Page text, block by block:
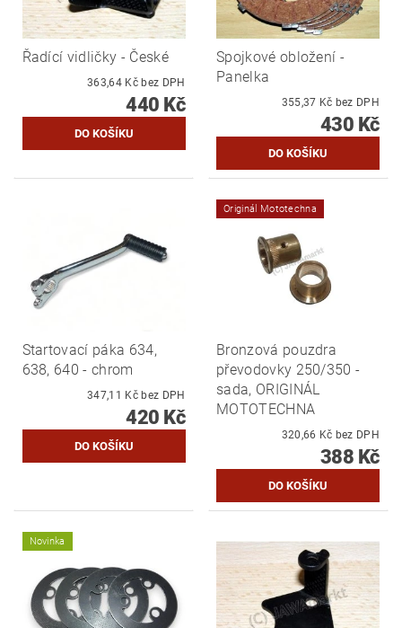
Řadící vidličky - České
363,64 Kč bez DPH
440 Kč
Spojkové obložení -
Panelka
355,37 Kč bez DPH
430 Kč
Startovací páka 634,
638, 640 - chrom
347,11 Kč bez DPH
420 Kč
Originál Mototechna
Bronzová pouzdra
převodovky 250/350 -
sada, ORIGINÁL
MOTOTECHNA
320,66 Kč bez DPH
388 Kč
Novinka